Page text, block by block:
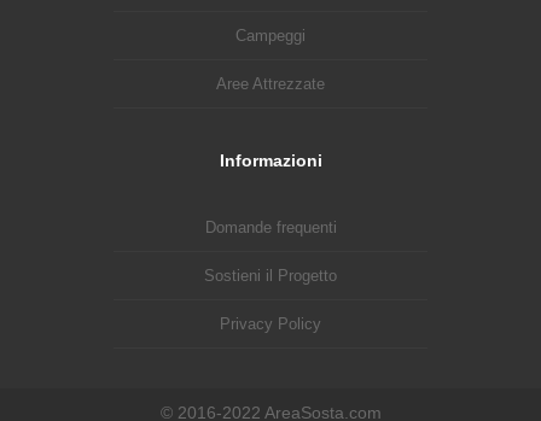
Campeggi
Aree Attrezzate
Informazioni
Domande frequenti
Sostieni il Progetto
Privacy Policy
© 2016-2022 AreaSosta.com